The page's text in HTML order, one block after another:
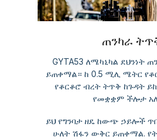
ጠንካራ
GYTA53 ለሜካኒካል ደህንነት
ይጠቀማል። ከ 0.5 ሚሊ ሜትር
የቆርቆሮ ብረት ትጥቅ ከጉዳት
የመቋቋም ችሎታ
ይህ የግንባታ ዘዴ ከውጭ ኃይሎች
ሁለት ሽፋን ውቅር ይጠቀማል.